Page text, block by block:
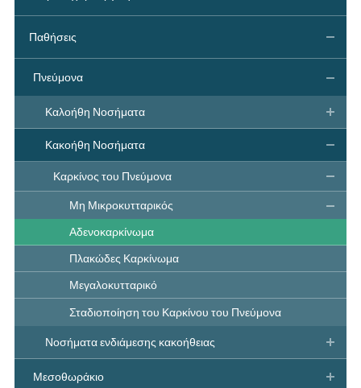
Παθήσεις
Πνεύμονα
Καλοήθη Νοσήματα
Κακοήθη Νοσήματα
Καρκίνος του Πνεύμονα
Μη Μικροκυτταρικός
Αδενοκαρκίνωμα
Πλακώδες Καρκίνωμα
Μεγαλοκυτταρικό
Σταδιοποίηση του Καρκίνου του Πνεύμονα
Νοσήματα ενδιάμεσης κακοήθειας
Μεσοθωράκιο